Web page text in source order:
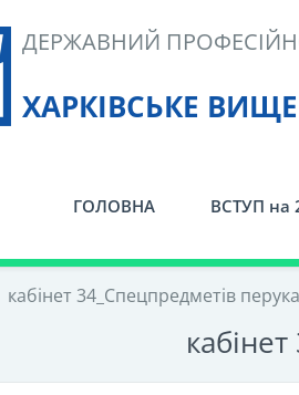
ХАРКІВСЬКЕ
ДЕРЖАВНИЙ
ГОЛОВНА ВСТУП на
кабінет 34_Спецпредметів